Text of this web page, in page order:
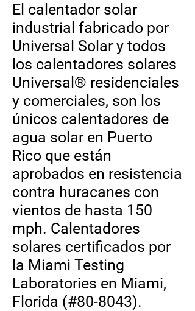
El calentador solar
industrial fabricado por
Universal Solar y todos
los calentadores solares
Universal® residenciales
y comerciales, son los
únicos calentadores de
agua solar en Puerto
Rico que están
aprobados en resistencia
contra huracanes con
vientos de hasta 150
mph. Calentadores
solares certificados por
la Miami Testing
Laboratories en Miami,
Florida (#80-8043).